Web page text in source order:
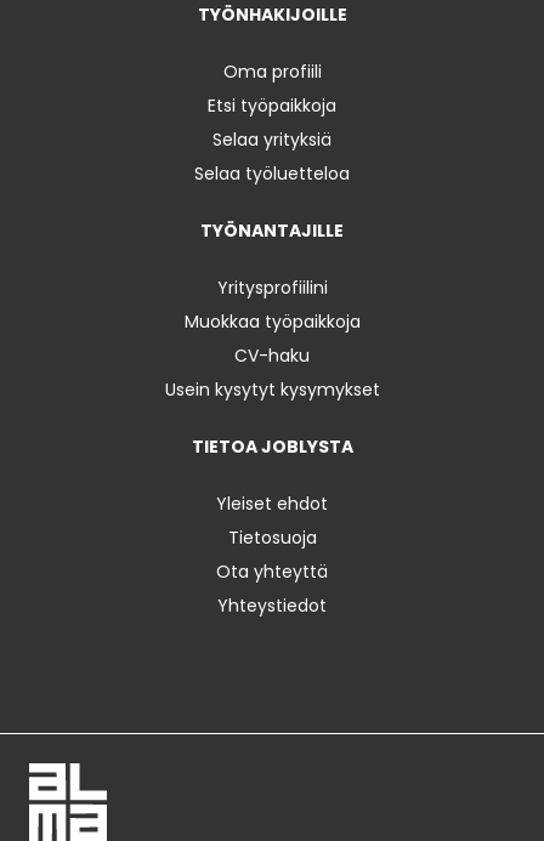
TYÖNHAKIJOILLE
Oma profiili
Etsi työpaikkoja
Selaa yrityksiä
Selaa työluetteloa
TYÖNANTAJILLE
Yritysprofiilini
Muokkaa työpaikkoja
CV-haku
Usein kysytyt kysymykset
TIETOA JOBLYSTA
Yleiset ehdot
Tietosuoja
Ota yhteyttä
Yhteystiedot